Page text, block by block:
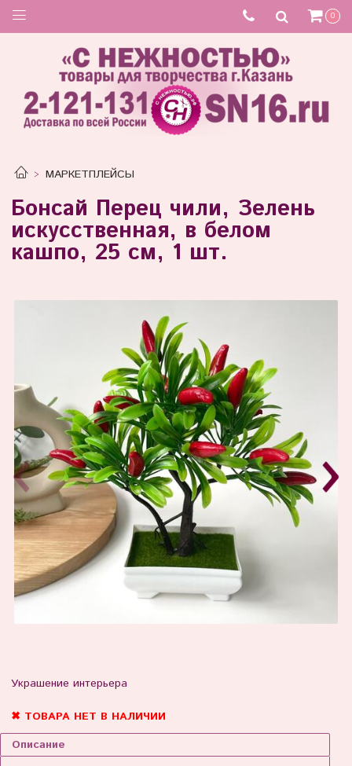
0
МАРКЕТПЛЕЙСЫ
Бонсай Перец чили, Зелень
искусственная, в белом
кашпо, 25 см, 1 шт.
Украшение интерьера
✖ ТОВАРА НЕТ В НАЛИЧИИ
Описание
Товар отсутствует